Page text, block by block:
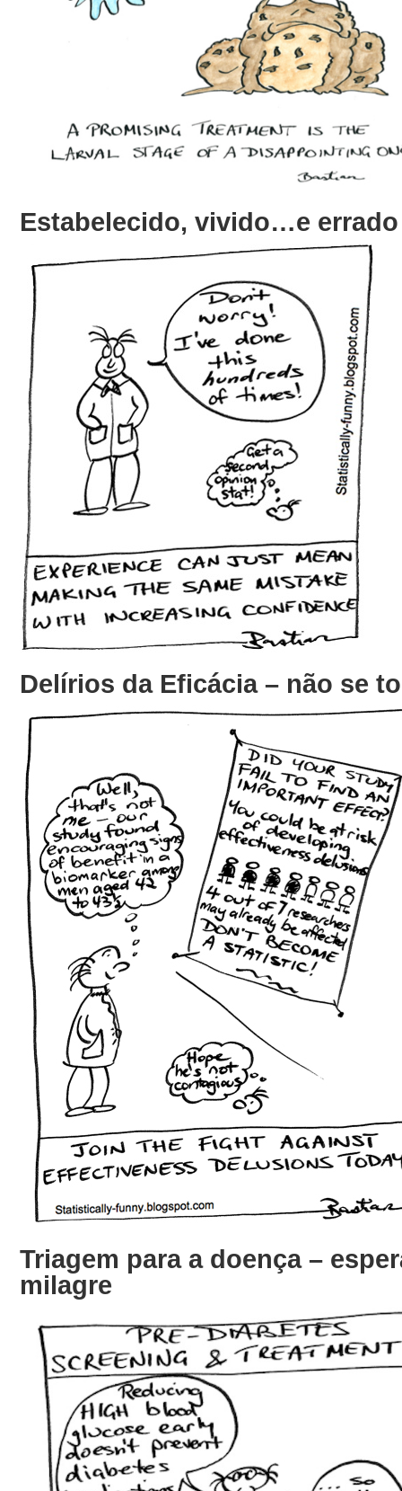
Estabelecido, vivido…e errado
Delírios da Eficácia – não se
Triagem para a doença –
milagre